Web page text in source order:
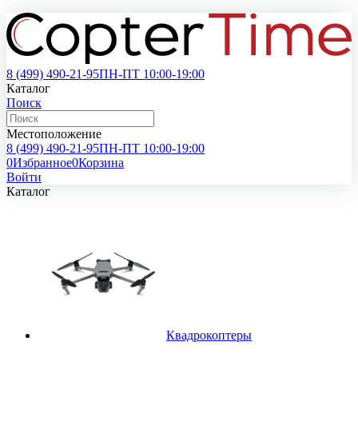
8 (499) 490-21-95ПН-ПТ 10:00-19:00
Каталог
Поиск
Местоположение
8 (499) 490-21-95ПН-ПТ 10:00-19:00
0Избранное0Корзина
Войти
Каталог
Квадрокоптеры